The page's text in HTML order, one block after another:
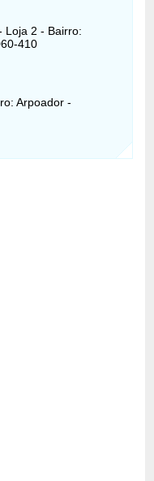
Loja 2 - Bairro:
410
Arpoador -